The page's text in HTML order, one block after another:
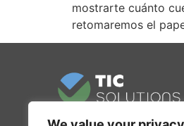
mostrarte cuánto
retomaremos el